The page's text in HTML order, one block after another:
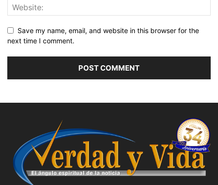
Save my name, email, and website in this browser for the
next time I comment.